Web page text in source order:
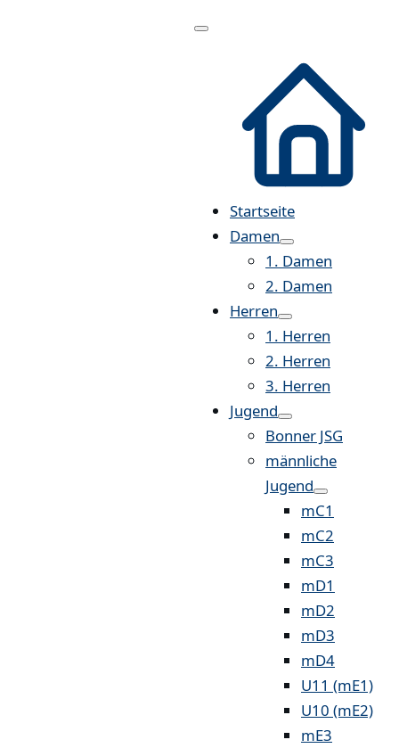
Menü
Startseite
Damen
1. Damen
2. Damen
Herren
1. Herren
2. Herren
3. Herren
Jugend
Bonner JSG
männliche
Jugend
mC1
mC2
mC3
mD1
mD2
mD3
mD4
U11 (mE1)
U10 (mE2)
mE3